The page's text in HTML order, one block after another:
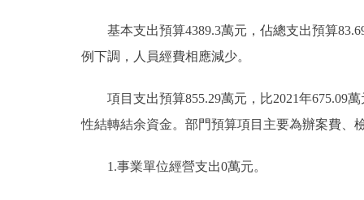
基本支出預算4389.3萬元，佔總支出預算
例下調，人員經費相應減少。
項目支出預算855.29萬元，比2021年675.09萬
性結轉結余資金。部門預算項目主要為辦案費、
1.事業單位經營支出0萬元。